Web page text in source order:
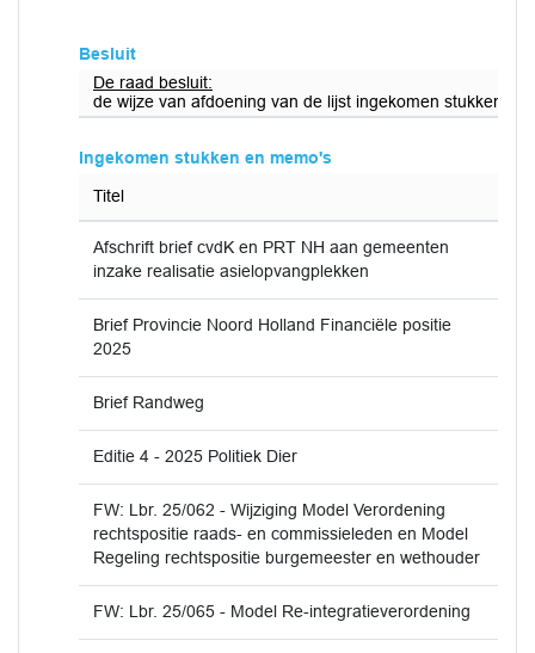
Besluit
De raad besluit:
de wijze van afdoening van de lijst ingekomen stukken 29
Ingekomen stukken en memo's
Titel
Afschrift brief cvdK en PRT NH aan gemeenten
inzake realisatie asielopvangplekken
Brief Provincie Noord Holland Financiële positie
2025
Brief Randweg
Editie 4 - 2025 Politiek Dier
FW: Lbr. 25/062 - Wijziging Model Verordening
rechtspositie raads- en commissieleden en Model
Regeling rechtspositie burgemeester en wethouder
FW: Lbr. 25/065 - Model Re-integratieverordening